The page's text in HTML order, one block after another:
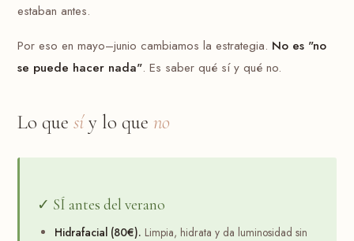
estaban antes.
Por eso en mayo–junio cambiamos la estrategia. No es "no
se puede hacer nada". Es saber qué sí y qué no.
Lo quesíy lo que no
✓ SÍ antes del verano
Hidrafacial (80€). Limpia, hidrata y da luminosidad sin